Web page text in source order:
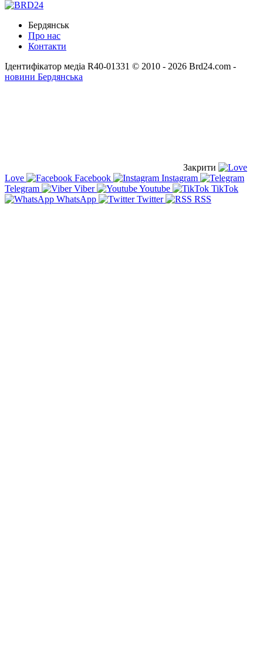
Бердянськ
Про нас
Контакти
Ідентифікатор медіа R40-01331 © 2010 - 2026 Brd24.com -
новини Бердянська
Закрити
Love
Facebook
Instagram
Telegram
Viber Youtube
TikTok
WhatsApp
Twitter RSS